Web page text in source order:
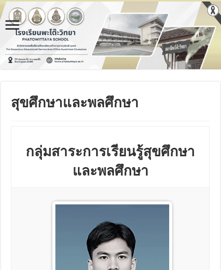
สุขศึกษาและพลศึกษา
กลุ่มสาระการเรียนรู้สุขศึกษา
และพลศึกษา